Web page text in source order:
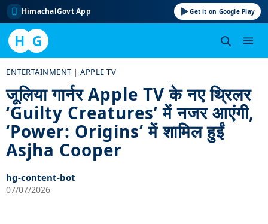
HimachalGovt App Get it on Google Play
H G
content
ENTERTAINMENT |APPLE TV
जूलिया गार्नर Apple TV के नए थ्रिलर
‘Guilty Creatures’ में नजर आएंगी,
‘Power: Origins’ में शामिल हुईं
Asjha Cooper
hg-content-bot
07/07/2026